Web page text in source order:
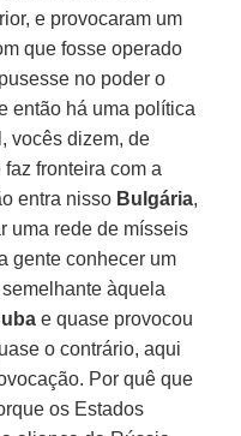
e provocaram um
que fosse operado
no poder o
então há uma política
, vocês dizem, de
fronteira com a
entra nisso Bulgária,
uma rede de mísseis
gente conhecer um
àquela
e quase provocou
o contrário, aqui
Por quê que
os Estados